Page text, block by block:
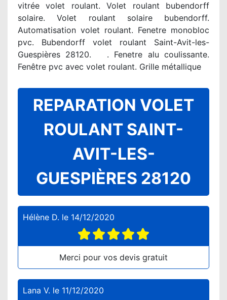
vitrée volet roulant. Volet roulant bubendorff
solaire. Volet roulant solaire bubendorff.
Automatisation volet roulant. Fenetre monobloc
pvc. Bubendorff volet roulant Saint-Avit-les-
Guespières 28120. . Fenetre alu coulissante.
Fenêtre pvc avec volet roulant. Grille métallique
REPARATION VOLET
ROULANT SAINT-
AVIT-LES-
GUESPIÈRES 28120
Hélène D. le 14/12/2020
Merci pour vos devis gratuit
Lana V. le 11/12/2020